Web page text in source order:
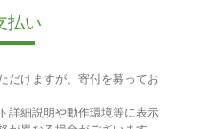
払い
だけますが、寄付を募ってお
詳細説明や動作環境等に表示